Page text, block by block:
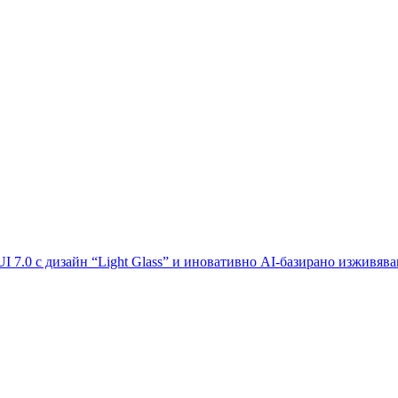
7.0 с дизайн “Light Glass” и иновативно AI-базирано